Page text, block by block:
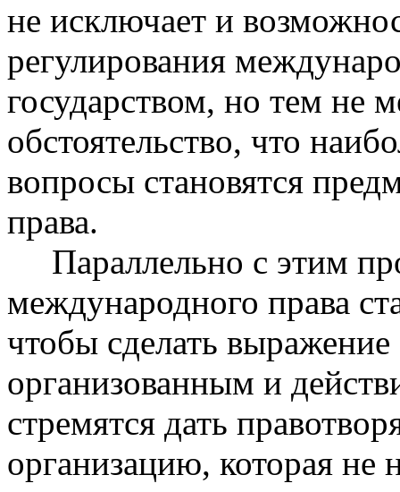
не исключает и
регулирования
государством, но тем не
обстоятельство, что
вопросы становятся
права.
Параллельно с этим
международного права
чтобы сделать
организованным и
стремятся дать
организацию, которая не